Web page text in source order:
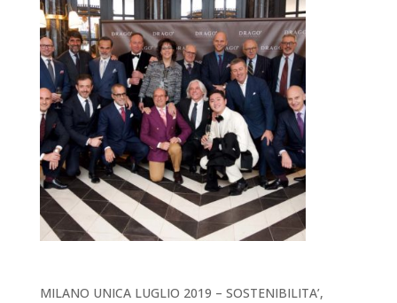
MILANO UNICA LUGLIO 2019 – SOSTENIBILITA’,